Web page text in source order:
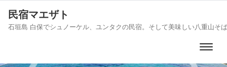
民宿マエザト
石垣島 白保でシュノーケル、ユンタクの民宿。そして美味しい八重山そ